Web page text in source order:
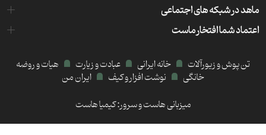
ماهد در شبکه های اجتماعی
اعتماد شما افتخار ماست
تن پوش و زیورآلات خانه ایرانی عبادت و زیارت
هیات و روضه
خانگی
نوشت افزار و کیف
ایران من
میزبانی هاست و سرور:کیمیا هاست